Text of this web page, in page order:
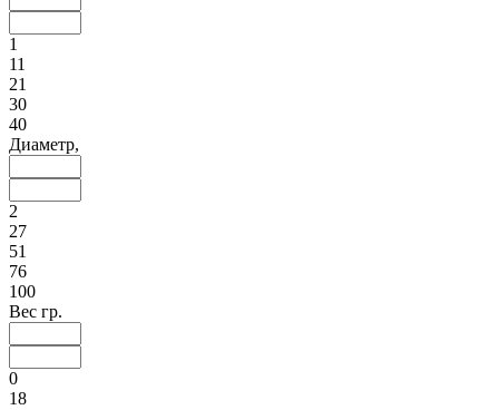
1
11
21
30
40
Диаметр,
2
27
51
76
100
Вес гр.
0
18